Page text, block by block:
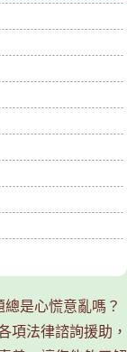
是心慌意亂嗎？
項法律諮詢援助，